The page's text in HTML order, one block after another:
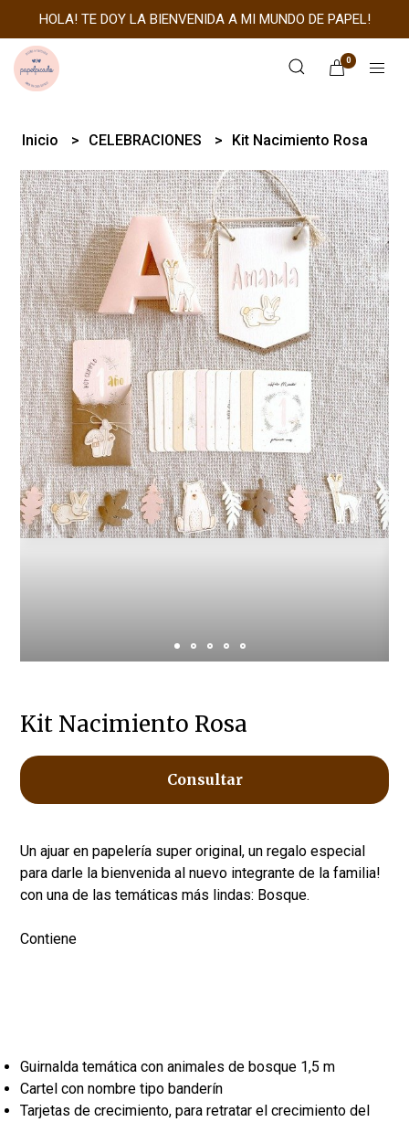
HOLA! TE DOY LA BIENVENIDA A MI MUNDO DE PAPEL!
0
Inicio CELEBRACIONES Kit Nacimiento Rosa
Kit Nacimiento Rosa
Consultar
Un ajuar en papelería super original, un regalo especial
para darle la bienvenida al nuevo integrante de la familia!
con una de las temáticas más lindas: Bosque.
Contiene
Guirnalda temática con animales de bosque 1,5 m
Cartel con nombre tipo banderín
Tarjetas de crecimiento, para retratar el crecimiento del